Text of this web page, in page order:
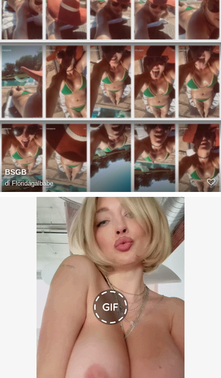
BSGB
diFloridagalbabe